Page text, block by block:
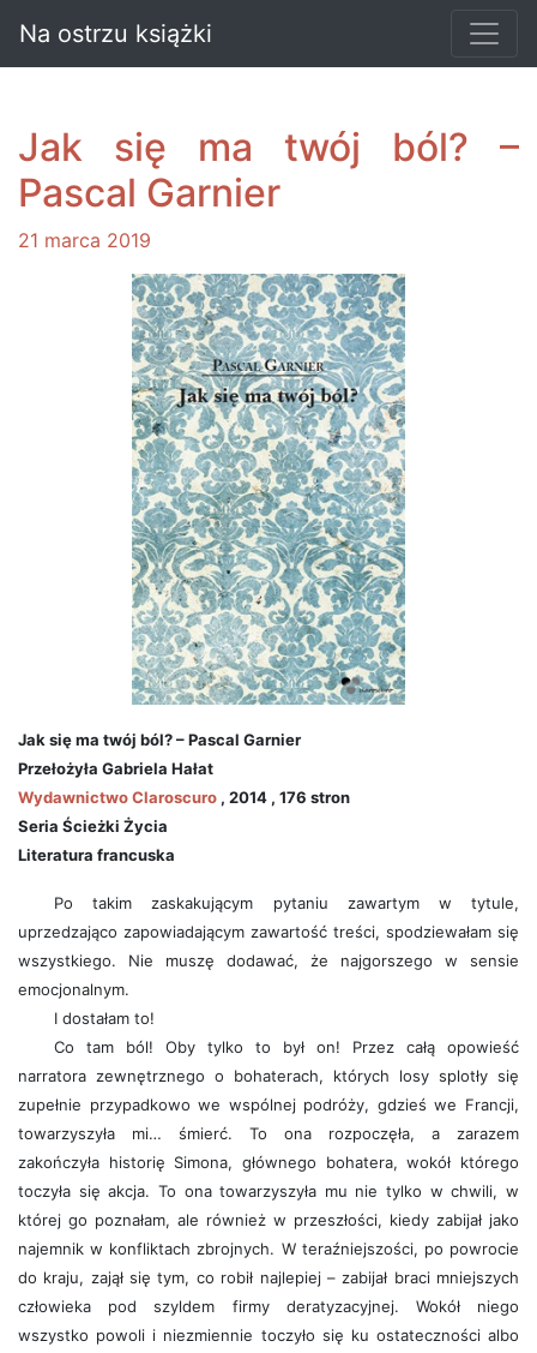
Na ostrzu książki
Jak się ma twój ból? –
Pascal Garnier
21 marca 2019
Jak się ma twój ból? – Pascal Garnier
Przełożyła Gabriela Hałat
Wydawnictwo Claroscuro , 2014 , 176 stron
Seria Ścieżki Życia
Literatura francuska
Po takim zaskakującym pytaniu zawartym w tytule,
uprzedzająco zapowiadającym zawartość treści, spodziewałam się
wszystkiego. Nie muszę dodawać, że najgorszego w sensie
emocjonalnym.
I dostałam to!
Co tam ból! Oby tylko to był on! Przez całą opowieść
narratora zewnętrznego o bohaterach, których losy splotły się
zupełnie przypadkowo we wspólnej podróży, gdzieś we Francji,
towarzyszyła mi… śmierć. To ona rozpoczęła, a zarazem
zakończyła historię Simona, głównego bohatera, wokół którego
toczyła się akcja. To ona towarzyszyła mu nie tylko w chwili, w
której go poznałam, ale również w przeszłości, kiedy zabijał jako
najemnik w konfliktach zbrojnych. W teraźniejszości, po powrocie
do kraju, zajął się tym, co robił najlepiej – zabijał braci mniejszych
człowieka pod szyldem firmy deratyzacyjnej. Wokół niego
wszystko powoli i niezmiennie toczyło się ku ostateczności albo